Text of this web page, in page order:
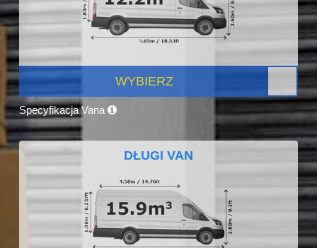
WYBIERZ
Specyfikacja Vana
DŁUGI VAN